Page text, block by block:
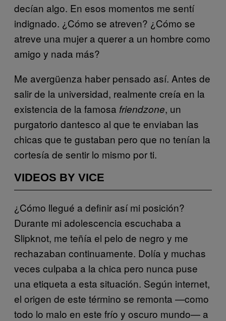
decían algo. En esos momentos me sentí
indignado. ¿Cómo se atreven? ¿Cómo se
atreve una mujer a querer a un hombre como
amigo y nada más?
Me avergüenza haber pensado así. Antes de
salir de la universidad, realmente creía en la
existencia de la famosa friendzone, un
purgatorio dantesco al que te enviaban las
chicas que te gustaban pero que no tenían la
cortesía de sentir lo mismo por ti.
VIDEOS BY VICE
¿Cómo llegué a definir así mi posición?
Durante mi adolescencia escuchaba a
Slipknot, me teñía el pelo de negro y me
rechazaban continuamente. Dolía y muchas
veces culpaba a la chica pero nunca puse
una etiqueta a esta situación. Según internet,
el origen de este término se remonta —como
todo lo malo en este frío y oscuro mundo— a